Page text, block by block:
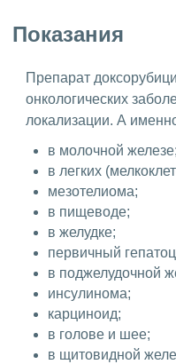
Показания
Препарат
онкологических
локализации. А
в молочной железе;
в легких
мезотелиома;
в пищеводе;
в желудке;
первичный
в поджелудочной
инсулинома;
карциноид;
в голове и шее;
в щитовидной